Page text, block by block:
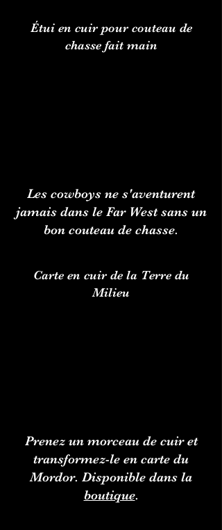
Étui en cuir pour couteau de
chasse fait main
Les cowboys ne s'aventurent
jamais dans le Far West sans un
bon couteau de chasse.
Carte en cuir de la Terre du
Milieu
Prenez un morceau de cuir et
transformez-le en carte du
Mordor. Disponible dans la
boutique.